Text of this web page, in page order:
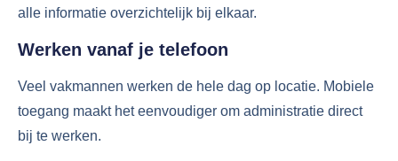
alle informatie overzichtelijk bij elkaar.
Werken vanaf je telefoon
Veel vakmannen werken de hele dag op locatie. Mobiele
toegang maakt het eenvoudiger om administratie direct
bij te werken.